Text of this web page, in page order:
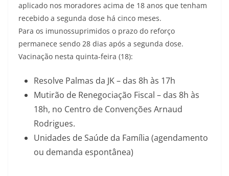
aplicado nos moradores acima de 18 anos que tenham
recebido a segunda dose há cinco meses.
Para os imunossuprimidos o prazo do reforço
permanece sendo 28 dias após a segunda dose.
Vacinação nesta quinta-feira (18):
Resolve Palmas da JK – das 8h às 17h
Mutirão de Renegociação Fiscal – das 8h às
18h, no Centro de Convenções Arnaud
Rodrigues.
Unidades de Saúde da Família (agendamento
ou demanda espontânea)